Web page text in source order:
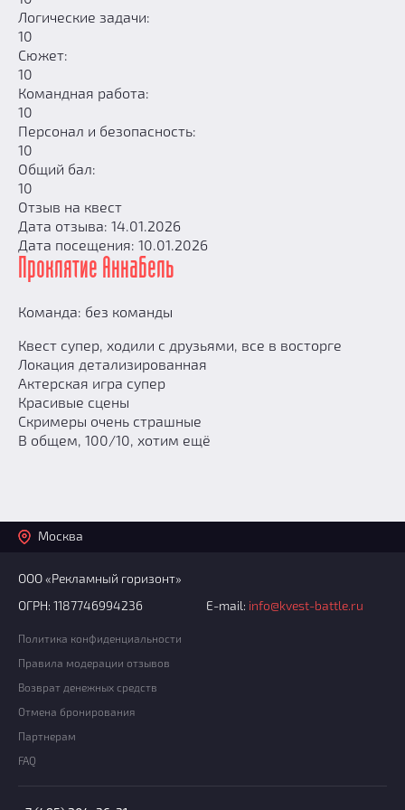
Логические задачи:
10
Сюжет:
10
Командная работа:
10
Персонал и безопасность:
10
Общий бал:
10
Отзыв на квест
Дата отзыва: 14.01.2026
Дата посещения: 10.01.2026
Проклятие Аннабель
Команда: без команды
Квест супер, ходили с друзьями, все в восторге
Локация детализированная
Актерская игра супер
Красивые сцены
Скримеры очень страшные
В общем, 100/10, хотим ещё
Москва
ООО «Рекламный горизонт»
ОГРН: 1187746994236
E-mail: info@kvest-battle.ru
Политика конфиденциальности
Правила модерации отзывов
Возврат денежных средств
Отмена бронирования
Партнерам
FAQ